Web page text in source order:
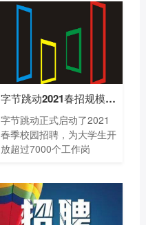
字节跳动2021春招规模创新高 提供超7000个
字节跳动正式启动了2021
春季校园招聘，为大学生开
放超过7000个工作岗